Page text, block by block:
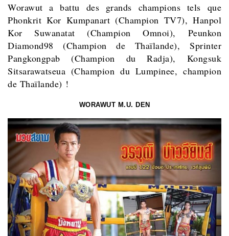
Worawut a battu des grands champions tels que
Phonkrit Kor Kumpanart (Champion TV7), Hanpol
Kor Suwanatat (Champion Omnoi), Peunkon
Diamond98 (Champion de Thaïlande), Sprinter
Pangkongpab (Champion du Radja), Kongsuk
Sitsarawatseua (Champion du Lumpinee, champion
de Thaïlande) !
WORAWUT M.U. DEN